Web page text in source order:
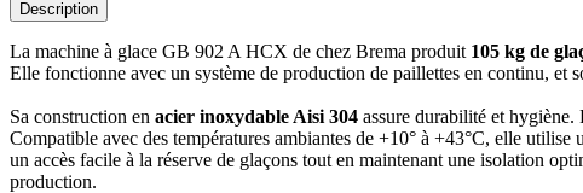
Description
La machine à glace GB 902 A HCX de chez Brema produit 105 kg de
Elle fonctionne avec un système de production de paillettes en continu, et
Sa construction en acier inoxydable Aisi 304 assure durabilité et hygiène.
Compatible avec des températures ambiantes de +10° à +43°C, elle
un accès facile à la réserve de glaçons tout en maintenant une isolation
production.